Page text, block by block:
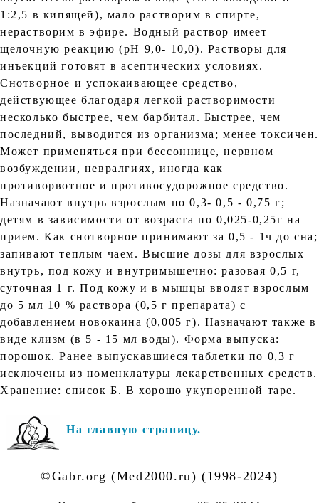
1:2,5 в кипящей), мало растворим в спирте,
нерастворим в эфире. Водный раствор имеет
щелочную реакцию (рН 9,0- 10,0). Растворы для
инъекций готовят в асептических условиях.
Снотворное и успокаивающее средство,
действующее благодаря легкой растворимости
несколько быстрее, чем барбитал. Быстрее, чем
последний, выводится из организма; менее токсичен.
Может применяться при бессоннице, нервном
возбуждении, невралгиях, иногда как
противорвотное и противосудорожное средство.
Назначают внутрь взрослым по 0,3- 0,5 - 0,75 г;
детям в зависимости от возраста по 0,025-0,25г на
прием. Как снотворное принимают за 0,5 - 1ч до сна;
запивают теплым чаем. Высшие дозы для взрослых
внутрь, под кожу и внутримышечно: разовая 0,5 г,
суточная 1 г. Под кожу и в мышцы вводят взрослым
до 5 мл 10 % раствора (0,5 г препарата) с
добавлением новокаина (0,005 г). Назначают также в
виде клизм (в 5 - 15 мл воды). Форма выпуска:
порошок. Ранее выпускавшиеся таблетки по 0,3 г
исключены из номенклатуры лекарственных средств.
Хранение: список Б. В хорошо укупоренной таре.
На главную страницу.
©Gabr.org (Med2000.ru) (1998-2024)